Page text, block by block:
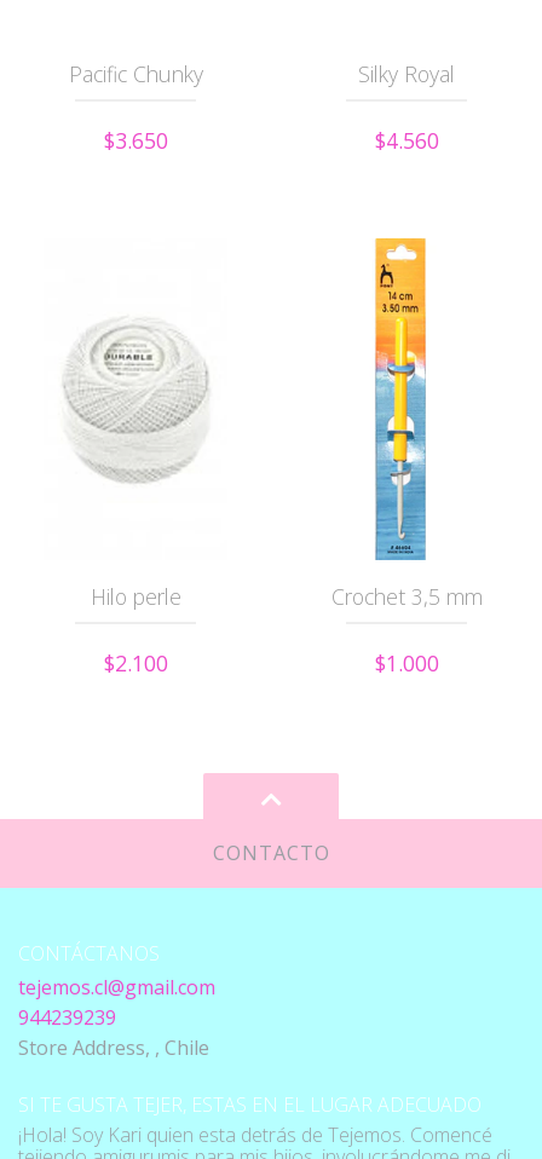
Pacific Chunky
$3.650
Silky Royal
$4.560
Hilo perle
$2.100
Crochet 3,5 mm
$1.000
CONTACTO
CONTÁCTANOS
tejemos.cl@gmail.com
944239239
Store Address, , Chile
SI TE GUSTA TEJER, ESTAS EN EL LUGAR ADECUADO
¡Hola! Soy Kari quien esta detrás de Tejemos. Comencé